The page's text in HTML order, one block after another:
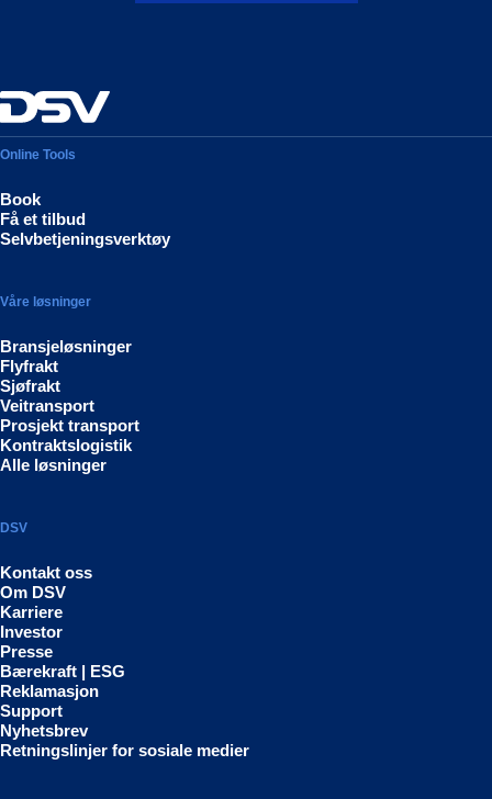
Online Tools
Book
Få et tilbud
Selvbetjeningsverktøy
Våre løsninger
Bransjeløsninger
Flyfrakt
Sjøfrakt
Veitransport
Prosjekt transport
Kontraktslogistik
Alle løsninger
DSV
Kontakt oss
Om DSV
Karriere
Investor
Presse
Bærekraft | ESG
Reklamasjon
Support
Nyhetsbrev
Retningslinjer for sosiale medier